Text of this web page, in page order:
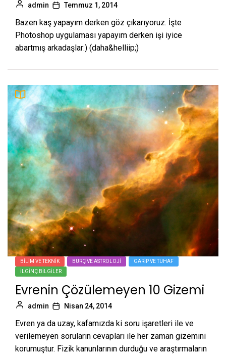
admin Temmuz 1, 2014
Bazen kaş yapayım derken göz çıkarıyoruz. İşte
Photoshop uygulaması yapayım derken işi iyice
abartmış arkadaşlar:) (daha&helliip;)
BILIM VE TEKNIK BURÇ VE ASTROLOJI
GARIP VE TUHAF
İLGINÇ BILGILER
Evrenin Çözülemeyen 10 Gizemi
admin Nisan 24, 2014
Evren ya da uzay, kafamızda ki soru işaretleri ile ve
verilemeyen soruların cevapları ile her zaman gizemini
korumuştur. Fizik kanunlarının durduğu ve araştırmaların